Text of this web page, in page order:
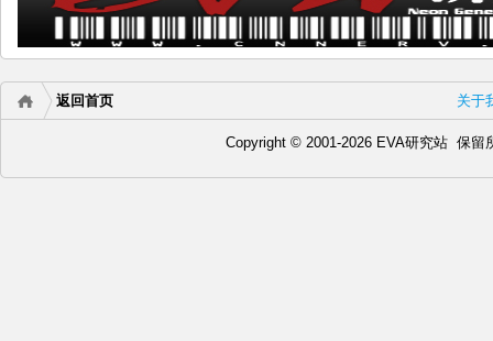
关于
返回首页
Copyright © 2001-2026 EVA研究站 保